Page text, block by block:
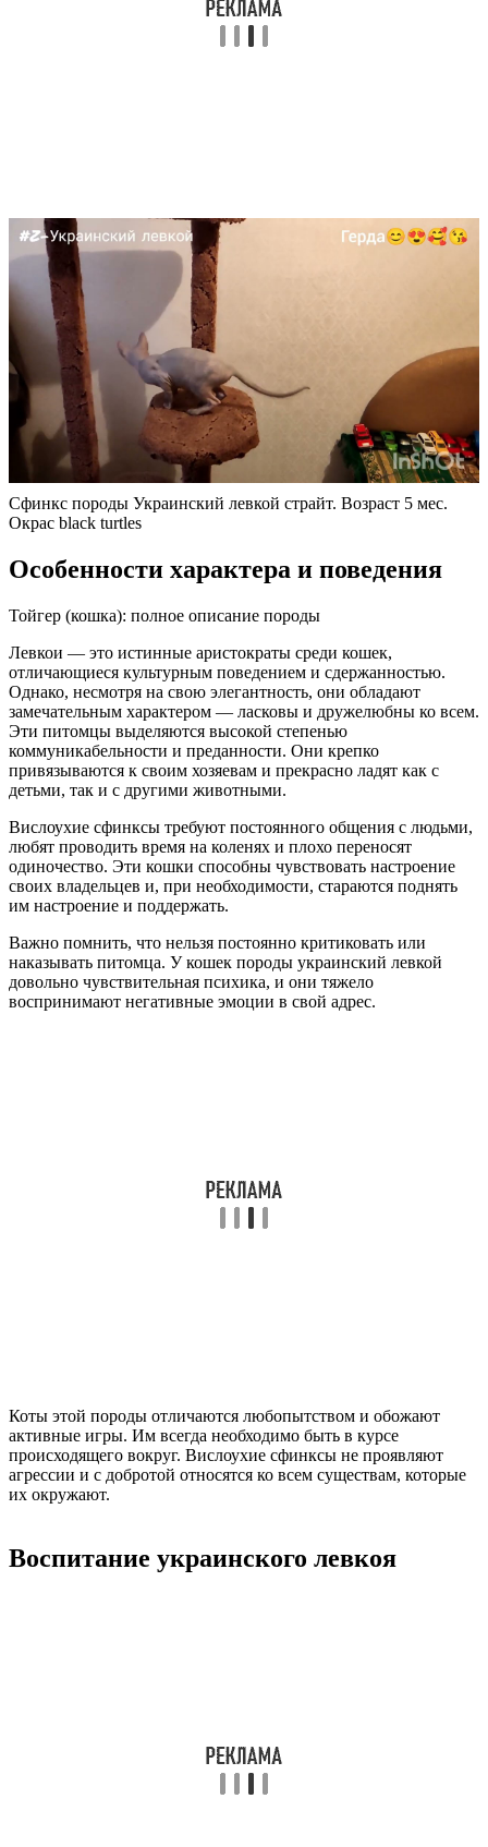
Сфинкс породы Украинский левкой страйт. Возраст 5 мес.
Окрас black turtles
Особенности характера и поведения
Тойгер (кошка): полное описание породы
Левкои — это истинные аристократы среди кошек,
отличающиеся культурным поведением и сдержанностью.
Однако, несмотря на свою элегантность, они обладают
замечательным характером — ласковы и дружелюбны ко всем.
Эти питомцы выделяются высокой степенью
коммуникабельности и преданности. Они крепко
привязываются к своим хозяевам и прекрасно ладят как с
детьми, так и с другими животными.
Вислоухие сфинксы требуют постоянного общения с людьми,
любят проводить время на коленях и плохо переносят
одиночество. Эти кошки способны чувствовать настроение
своих владельцев и, при необходимости, стараются поднять
им настроение и поддержать.
Важно помнить, что нельзя постоянно критиковать или
наказывать питомца. У кошек породы украинский левкой
довольно чувствительная психика, и они тяжело
воспринимают негативные эмоции в свой адрес.
Коты этой породы отличаются любопытством и обожают
активные игры. Им всегда необходимо быть в курсе
происходящего вокруг. Вислоухие сфинксы не проявляют
агрессии и с добротой относятся ко всем существам, которые
их окружают.
Воспитание украинского левкоя